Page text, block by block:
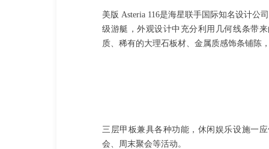
美版 Asteria 116是海星联手国际知名设计公
级游艇，外观设计中充分利用几何线条带
质、稀有的大理石板材、金属质感饰条铺陈
三层甲板兼具各种功能，休闲娱乐设施一
会、周末聚会等活动。